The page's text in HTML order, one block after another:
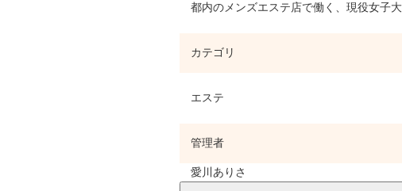
都内のメンズエステ店で働く、現役女子
カテゴリ
エステ
管理者
愛川ありさ